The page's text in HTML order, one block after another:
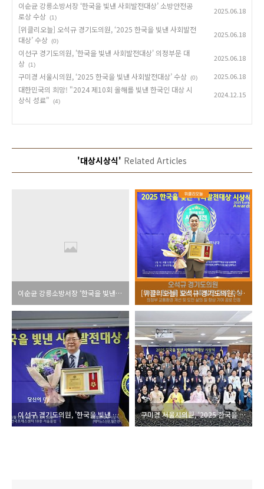
이순균 강릉소방서장 ‘한국을 빛낸 사회발전대상’ 소방안전공
로상 수상 (1)
2025.06.18
[위클리오늘] 오석규 경기도의원, ‘2025 한국을 빛낸 사회발전
대상’ 수상 (0)
2025.06.18
이선구 경기도의원, '한국을 빛낸 사회발전대상' 의정부문 대
상 (1)
2025.06.18
구미경 서울시의원, ‘2025 한국을 빛낸 사회발전대상’ 수상 (0) 2025.06.18
대한민국의 희망! "2024 제10회 올해를 빛낸 한국인 대상 시
상식 성료"
(4)
2024.12.15
'대상시상식' Related Articles
이순균 강릉소방서장 ‘한국을 빛낸 사회발전대상’ 소방안전공로상 수상 [위클리오늘] 오석규 경기도의원, ‘2025 한국을 빛낸 사회발전 대상’ 수상
이선구 경기도의원, '한국을 빛낸 사회발전대상' 의정부문 대상 구미경 서울시의원, ‘2025 한국을 빛낸 사회발전대상’ 수상